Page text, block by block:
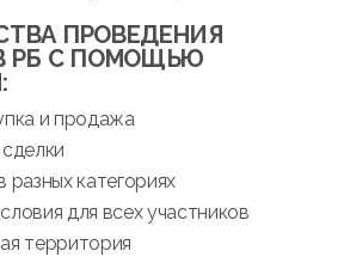
ПРОВЕДЕНИЯ
РБ С ПОМОЩЬЮ
и продажа
категориях
для всех участников
территория